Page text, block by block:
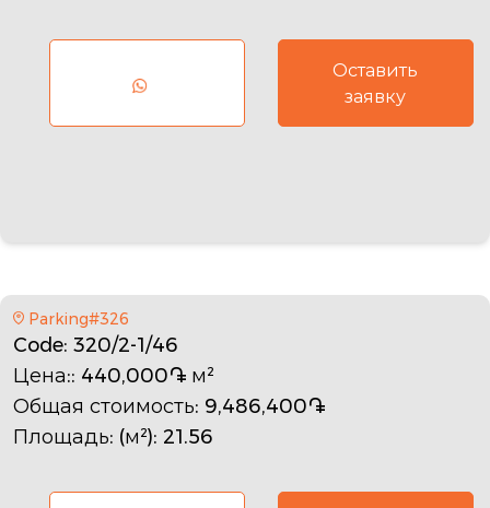
Оставить
заявку
Parking#326
Code: 320/2-1/46
Цена:: 440,000֏ м²
Общая стоимость: 9,486,400֏
Площадь: (м²): 21.56